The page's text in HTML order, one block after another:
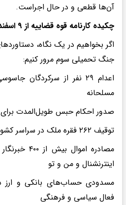
آن‌ها قطعی و در حال اجراست.
چکیده کارنامه قوه قضاییه از ۹ اسفند تا امروز
اگر بخواهیم در یک نگاه،
جنگ تحمیلی سوم مرور کنیم:
اعدام ۲۹ نفر از سرکردگان
مسلحانه
صدور احکام حبس طویل‌المدت برای ۳۶ نفر از عوامل میانی
توقیف ۲۶۲ فقره ملک در سراسر کشور
مصادره اموال
اینترنشنال و من و تو
مسدودی حساب‌های بانکی و ارز
فعال سیاسی و فرهنگی